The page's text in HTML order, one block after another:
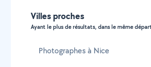
Villes proches
Ayant le plus de résultats, dans le même
Photographes à Nice